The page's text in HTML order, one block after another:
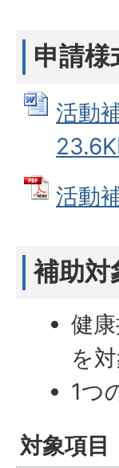
申請様
活動
活動
補助対
健
を
1つ
対象項目